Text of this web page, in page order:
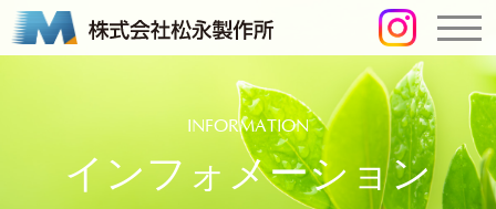
INFORMATION
インフォメーション